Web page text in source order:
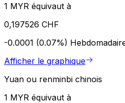
1 MYR équivaut à
0,197526 CHF
-0.0001 (0.07%)
Afficher le graphique
Yuan ou renminbi chinois
1 MYR équivaut à